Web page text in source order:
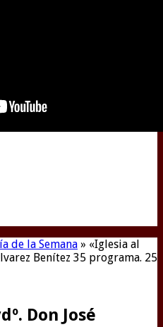
de la Semana » «Iglesia al
Benítez 35 programa. 25
Don José